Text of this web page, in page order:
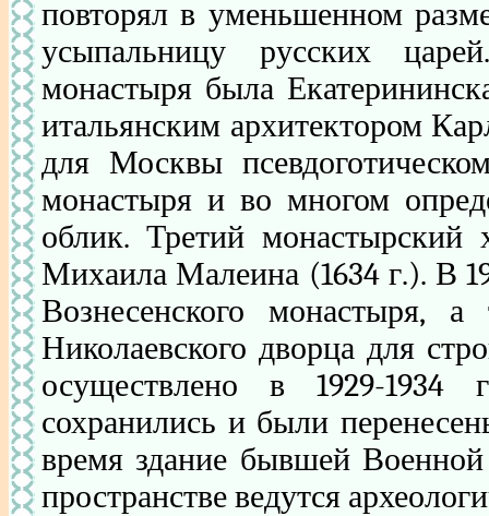
повторял в уменьшенном
усыпальницу русских
монастыря была
итальянским архитектором
для Москвы
монастыря и во многом
облик. Третий монастырский
Михаила Малеина (1634 г.). В
Вознесенского монастыря,
Николаевского дворца для
осуществлено в 1929-1934
сохранились и были
время здание бывшей
пространстве ведутся